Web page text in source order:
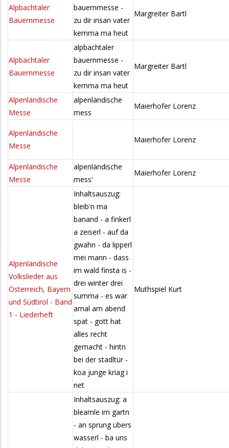
Alpbachtaler
Bauernmesse
bauernmesse -
zu dir insan vater
kemma ma heut
Margreiter Bartl
Alpbachtaler
Bauernmesse
alpbachtaler
bauernmesse -
zu dir insan vater
kemma ma heut
Margreiter Bartl
Alpenländische
Messe
alpenländische
mess
Maierhofer Lorenz
Alpenländische
Messe
Maierhofer Lorenz
Alpenländische
Messe
alpenländische
mess'
Maierhofer Lorenz
Alpenländische
Volkslieder aus
Österreich, Bayern
und Südtirol - Band
1 - Liederheft
Inhaltsauszug:
bleib'n ma
banand - a finkerl
a zeiserl - auf da
gwahn - da lipperl
mei mann - dass
im wald finsta is -
drei winter drei
summa - es war
amal am abend
spat - gott hat
alles recht
gemacht - hintn
bei der stadltür -
koa junge kriag i
net
Muthspiel Kurt
Inhaltsauszug: a
bleamle im gartn
- an sprung übers
wasserl - ba uns